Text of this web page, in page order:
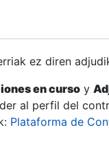
ez diren
en curso y
al perfil del
Plataforma de